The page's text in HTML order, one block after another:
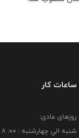
ساعات کار
روزهای عادی:
شنبه الي چهارشنبه : 00: 8 لغايت 16:00